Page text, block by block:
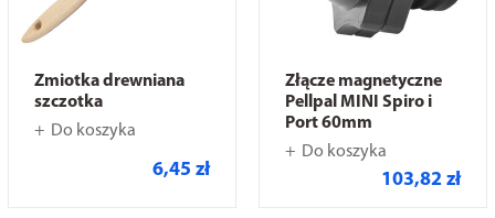
Zmiotka drewniana
szczotka
Do koszyka
6,45 zł
Złącze magnetyczne
Pellpal MINI Spiro i
Port 60mm
Do koszyka
103,82 zł